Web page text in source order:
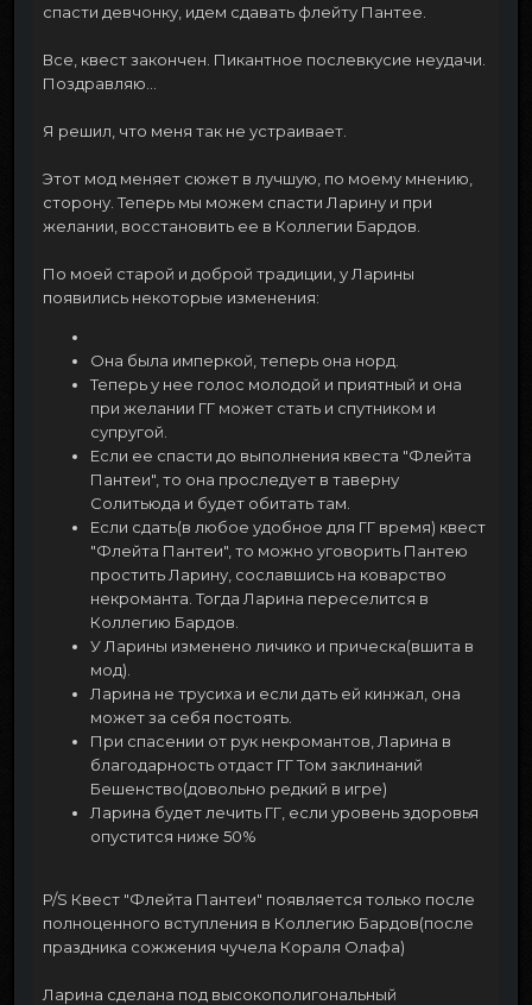
спасти девчонку, идем сдавать флейту Пантее.
Все, квест закончен. Пикантное послевкусие неудачи.
Поздравляю...
Я решил, что меня так не устраивает.
Этот мод меняет сюжет в лучшую, по моему мнению,
сторону. Теперь мы можем спасти Ларину и при
желании, восстановить ее в Коллегии Бардов.
По моей старой и доброй традиции, у Ларины
появились некоторые изменения:
Она была имперкой, теперь она норд.
Теперь у нее голос молодой и приятный и она
при желании ГГ может стать и спутником и
супругой.
Если ее спасти до выполнения квеста "Флейта
Пантеи", то она проследует в таверну
Солитьюда и будет обитать там.
Если сдать(в любое удобное для ГГ время) квест
"Флейта Пантеи", то можно уговорить Пантею
простить Ларину, сославшись на коварство
некроманта. Тогда Ларина переселится в
Коллегию Бардов.
У Ларины изменено личико и прическа(вшита в
мод).
Ларина не трусиха и если дать ей кинжал, она
может за себя постоять.
При спасении от рук некромантов, Ларина в
благодарность отдаст ГГ Том заклинаний
Бешенство(довольно редкий в игре)
Ларина будет лечить ГГ, если уровень здоровья
опустится ниже 50%
P/S Квест "Флейта Пантеи" появляется только после
полноценного вступления в Коллегию Бардов(после
праздника сожжения чучела Кораля Олафа)
Ларина сделана под высокополигональный